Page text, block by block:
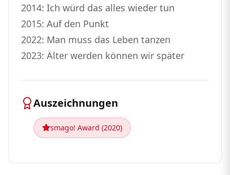
2014: Ich würd das alles wieder tun
2015: Auf den Punkt
2022: Man muss das Leben tanzen
2023: Älter werden können wir später
Auszeichnungen
smago! Award (2020)